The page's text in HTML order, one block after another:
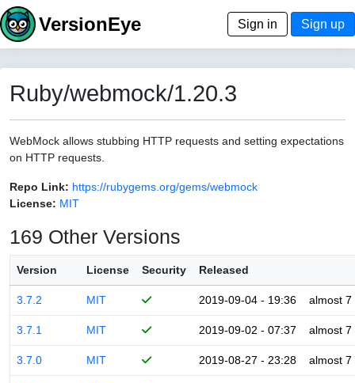
VersionEye Sign in Sign up
Ruby/webmock/1.20.3
WebMock allows stubbing HTTP requests and setting expectations
on HTTP requests.
Repo Link: https://rubygems.org/gems/webmock
License: MIT
169 Other Versions
Version License Security Released
3.7.2 MIT 2019-09-04 - 19:36 almost 7
3.7.1 MIT 2019-09-02 - 07:37 almost 7
3.7.0 MIT 2019-08-27 - 23:28 almost 7